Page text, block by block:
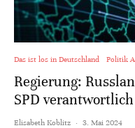
Das ist los in Deutschland Politik
Regierung:
SPD verantwortlich
Elisabeth Koblitz · 3. Mai 2024